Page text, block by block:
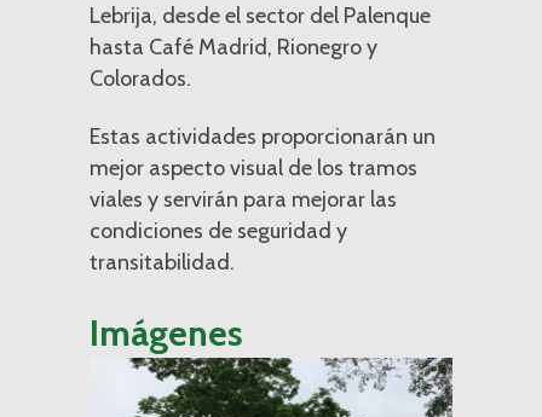
Lebrija, desde el sector del Palenque
hasta Café Madrid, Rionegro y
Colorados.
Estas actividades proporcionarán un
mejor aspecto visual de los tramos
viales y servirán para mejorar las
condiciones de seguridad y
transitabilidad.
Imágenes